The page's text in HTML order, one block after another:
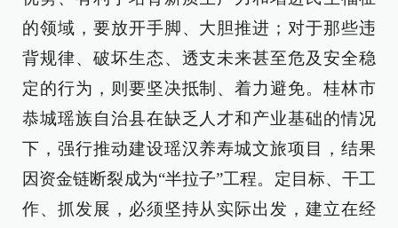
的领域，要放开手脚、大胆推进；对于那些违
背规律、破坏生态、透支未来甚至危及安全稳
定的行为，则要坚决抵制、着力避免。桂林市
恭城瑶族自治县在缺乏人才和产业基础的情况
下，强行推动建设瑶汉养寿城文旅项目，结果
因资金链断裂成为“半拉子”工程。定目标、干工
作、抓发展，必须坚持从实际出发，建立在经